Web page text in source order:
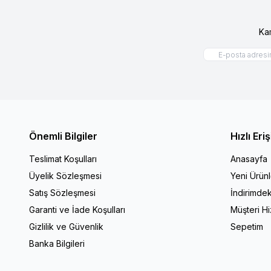
Önemli Bilgiler
Teslimat Koşulları
Üyelik Sözleşmesi
Satış Sözleşmesi
Garanti ve İade Koşulları
Gizlilik ve Güvenlik
Banka Bilgileri
Hızlı
Anasayfa
Yeni
Müşteri
Sepetim